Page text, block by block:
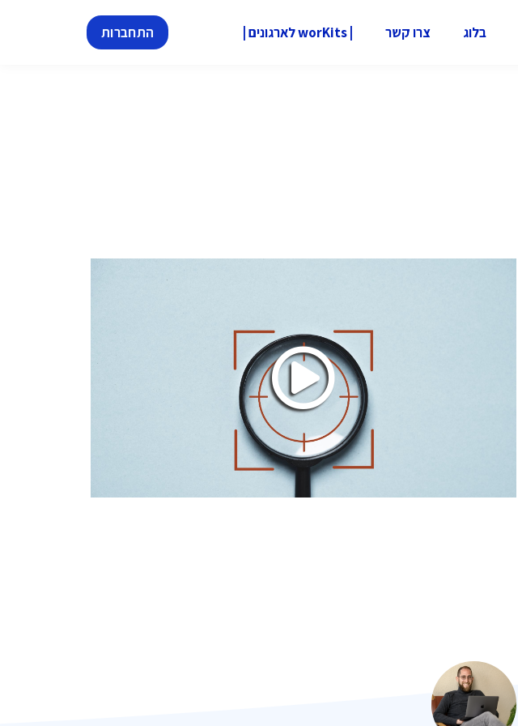
בלוג צרו קשר | worKits לארגונים | התחברות